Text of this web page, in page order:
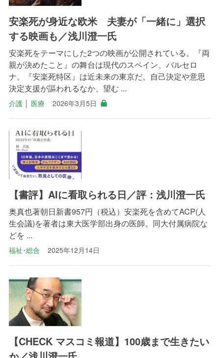
安楽死が身近な欧米 夫妻が「一緒に」選択
する映画も／浅川澄一氏
安楽死をテーマにした2つの映画が公開されている。『両
親が決めたこと』の舞台は現代のスペイン、バルセロ
ナ。『安楽死特区』は近未来の東京だ。自己決定や意思
決定支援が謳われるなか、望む ...
介護│ 医療 2026年3月5日
【書評】AIに看取られる日／評：浅川澄一氏
奥真也著朝日新書957円（税込）安楽死を含めてACP(人
生会議)を著者は東大医学部出身の医師。同大付属病院な
どを ...
福祉･総合 2025年12月14日
【CHECK マスコミ報道】100歳まで生きたい